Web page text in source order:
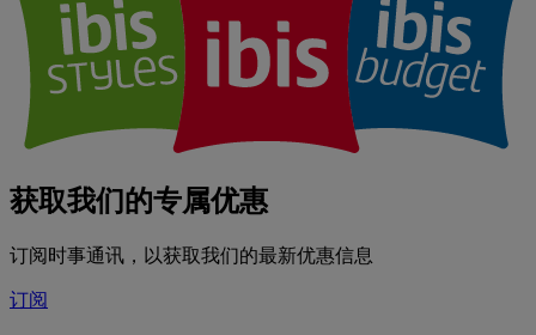
获取我们的专属优惠
订阅时事通讯，以获取我们的最新优惠信息
订阅